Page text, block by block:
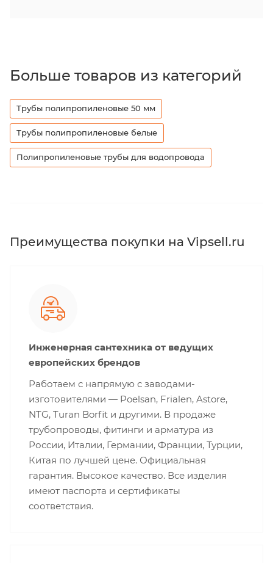
Больше товаров из категорий
Трубы полипропиленовые 50 мм
Трубы полипропиленовые белые
Полипропиленовые трубы для водопровода
Преимущества покупки на Vipsell.ru
Инженерная сантехника от ведущих
европейских брендов
Работаем с напрямую с заводами-
изготовителями — Poelsan, Frialen, Astore,
NTG, Turan Borfit и другими. В продаже
трубопроводы, фитинги и арматура из
России, Италии, Германии, Франции, Турции,
Китая по лучшей цене. Официальная
гарантия. Высокое качество. Все изделия
имеют паспорта и сертификаты
соответствия.